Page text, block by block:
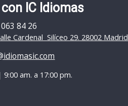
IC Idiomas
84 26
Cardenal Silíceo 29. 28002 Madrid
9:00 am. a 17:00 pm.